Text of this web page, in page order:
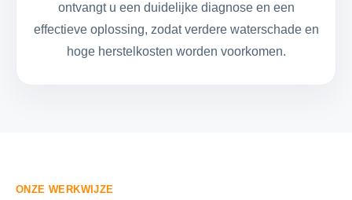
ontvangt u een duidelijke diagnose en een
effectieve oplossing, zodat verdere waterschade en
hoge herstelkosten worden voorkomen.
ONZE WERKWIJZE